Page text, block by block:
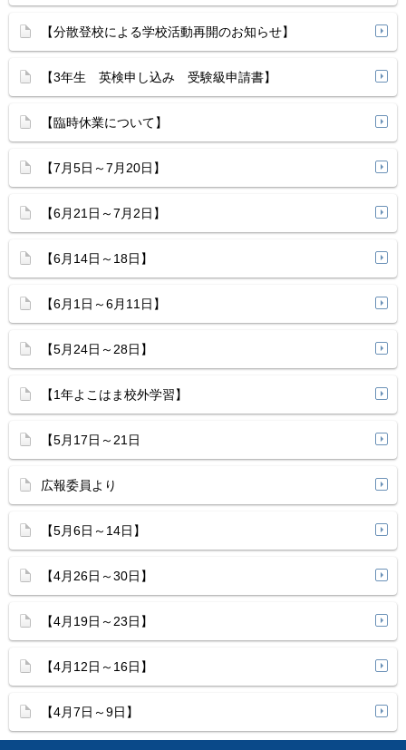
【分散登校による学校活動再開のお知らせ】
【3年生 英検申し込み 受験級申請書】
【臨時休業について】
【7月5日～7月20日】
【6月21日～7月2日】
【6月14日～18日】
【6月1日～6月11日】
【5月24日～28日】
【1年よこはま校外学習】
【5月17日～21日
広報委員より
【5月6日～14日】
【4月26日～30日】
【4月19日～23日】
【4月12日～16日】
【4月7日～9日】